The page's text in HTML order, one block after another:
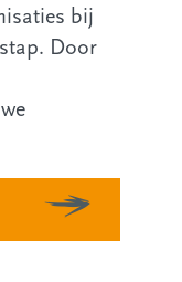
bij
Door